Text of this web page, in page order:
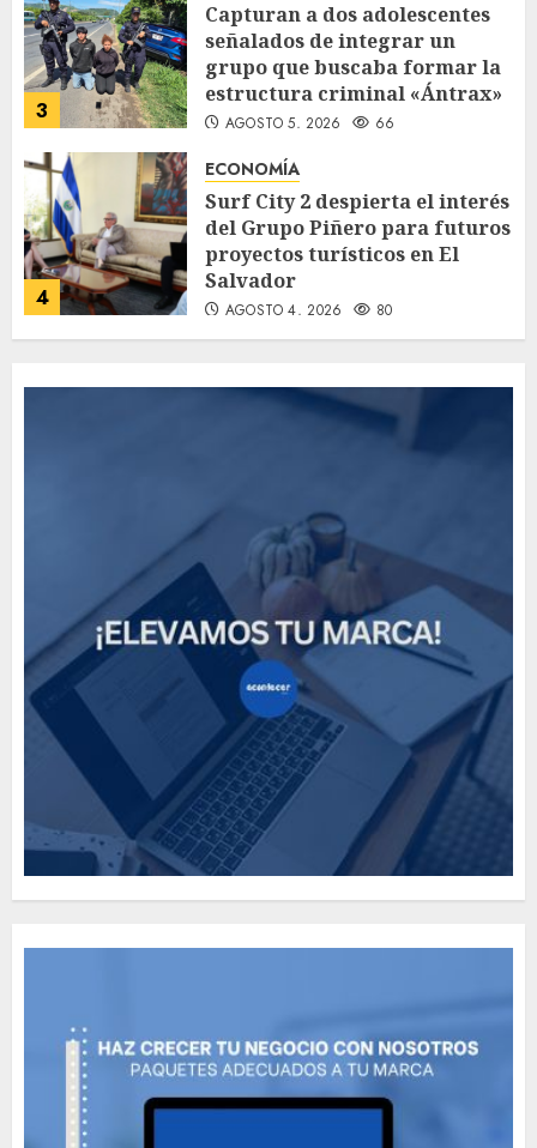
3
Capturan a dos adolescentes
señalados de integrar un
grupo que buscaba formar la
estructura criminal «Ántrax»
AGOSTO 5, 2026 66
4
ECONOMÍA
Surf City 2 despierta el interés
del Grupo Piñero para futuros
proyectos turísticos en El
Salvador
AGOSTO 4, 2026 80
Need to Know About the
Classic Cars in a Retro
The full story of
Thailand’s extraordinary
cave rescue